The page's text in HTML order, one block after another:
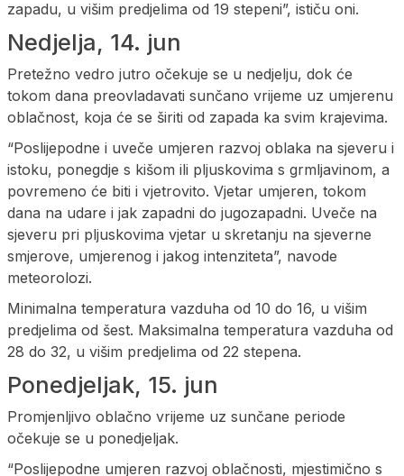
zapadu, u višim predjelima od 19 stepeni”, ističu oni.
Nedjelja, 14. jun
Pretežno vedro jutro očekuje se u nedjelju, dok će
tokom dana preovladavati sunčano vrijeme uz umjerenu
oblačnost, koja će se širiti od zapada ka svim krajevima.
“Poslijepodne i uveče umjeren razvoj oblaka na sjeveru i
istoku, ponegdje s kišom ili pljuskovima s grmljavinom, a
povremeno će biti i vjetrovito. Vjetar umjeren, tokom
dana na udare i jak zapadni do jugozapadni. Uveče na
sjeveru pri pljuskovima vjetar u skretanju na sjeverne
smjerove, umjerenog i jakog intenziteta”, navode
meteorolozi.
Minimalna temperatura vazduha od 10 do 16, u višim
predjelima od šest. Maksimalna temperatura vazduha od
28 do 32, u višim predjelima od 22 stepena.
Ponedjeljak, 15. jun
Promjenljivo oblačno vrijeme uz sunčane periode
očekuje se u ponedjeljak.
“Poslijepodne umjeren razvoj oblačnosti, mjestimično s